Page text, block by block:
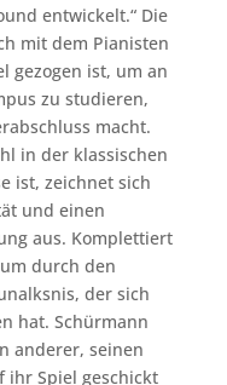
entwickelt.“ Die
mit dem Pianisten
gezogen ist, um an
zu studieren,
macht.
in der klassischen
ist, zeichnet sich
und einen
aus. Komplettiert
durch den
der sich
hat. Schürmann
anderer, seinen
ihr Spiel geschickt